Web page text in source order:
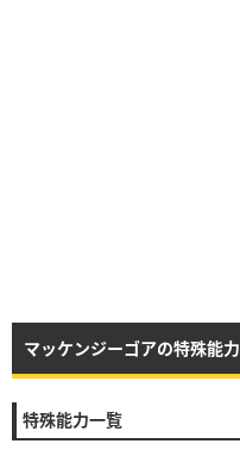
マッケンジーゴアの特殊能力
特殊能力一覧